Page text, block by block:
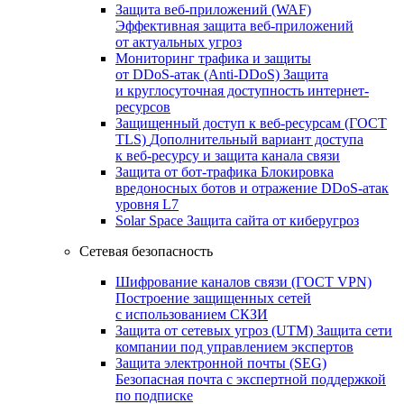
Защита веб-приложений (WAF)
Эффективная защита веб-приложений
от актуальных угроз
Мониторинг трафика и защиты
от DDoS‑атак (Anti‑DDoS) Защита
и круглосуточная доступность интернет-
ресурсов
Защищенный доступ к веб-ресурсам (ГОСТ
TLS) Дополнительный вариант доступа
к веб‑ресурсу и защита канала связи
Защита от бот‑трафика Блокировка
вредоносных ботов и отражение DDoS‑атак
уровня L7
Solar Space Защита сайта от киберугроз
Сетевая безопасность
Шифрование каналов связи (ГОСТ VPN)
Построение защищенных сетей
с использованием СКЗИ
Защита от сетевых угроз (UTM) Защита сети
компании под управлением экспертов
Защита электронной почты (SEG)
Безопасная почта с экспертной поддержкой
по подписке